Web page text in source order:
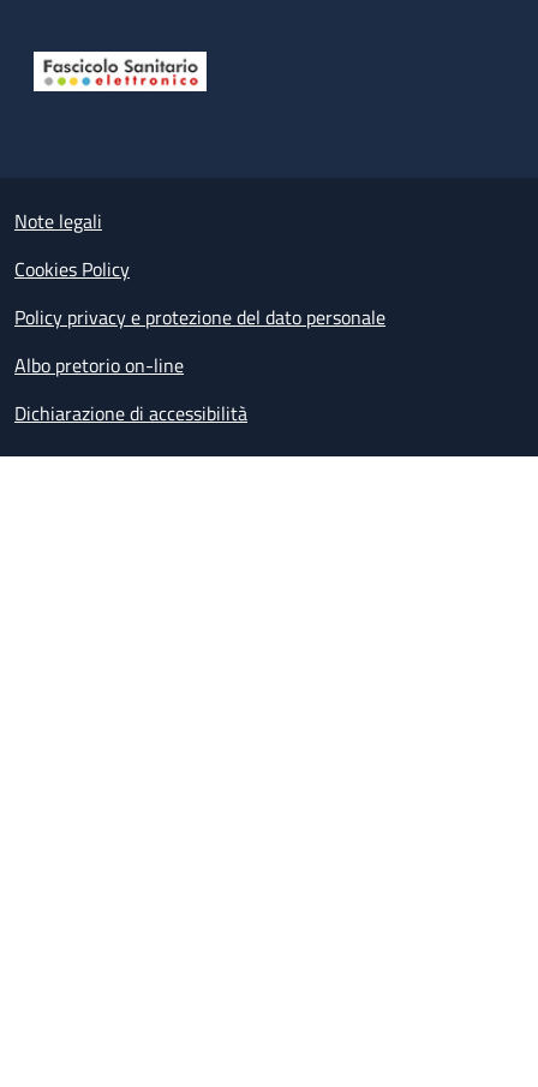
Small prints
Note legali
Cookies Policy
Policy privacy e protezione del dato personale
Albo pretorio on-line
Dichiarazione di accessibilità